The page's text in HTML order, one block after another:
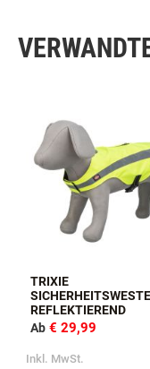
TRIXIE
SICHERHEITSWESTE
REFLEKTIEREND
Ab € 29,99
Inkl. MwSt.